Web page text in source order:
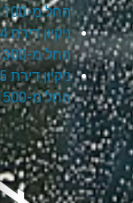
החל מ-₪1100
החל מ-₪1300
החל מ-₪1500